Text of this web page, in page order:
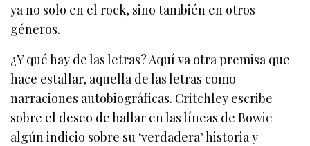
ya no solo en el rock, sino también en otros
géneros.
¿Y qué hay de las letras? Aquí va otra premisa que
hace estallar, aquella de las letras como
narraciones autobiográficas. Critchley escribe
sobre el deseo de hallar en las líneas de Bowie
algún indicio sobre su ‘verdadera’ historia y